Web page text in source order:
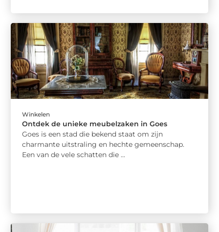
Winkelen
Ontdek de unieke meubelzaken in Goes
Goes is een stad die bekend staat om zijn
charmante uitstraling en hechte gemeenschap.
Een van de vele schatten die ...